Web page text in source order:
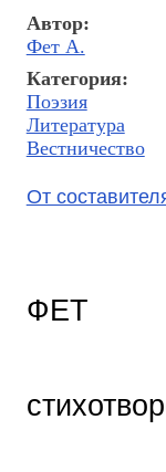
Автор:
Фет А.
Категория:
Поэзия
Литература
Вестничество
От
ФЕТ